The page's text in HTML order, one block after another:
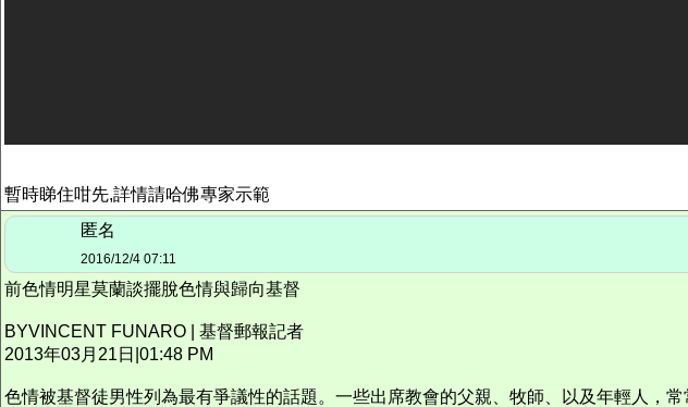
暫時睇住咁先,詳情請哈佛專家示範
匿名
2016/12/4 07:11
前色情明星莫蘭談擺脫色情與歸向基督
BYVINCENT FUNARO | 基督郵報記者
2013年03月21日|01:48 PM
色情被基督徒男性列為最有爭議性的話題。一些出席教會的父親、牧師、以及年輕人，